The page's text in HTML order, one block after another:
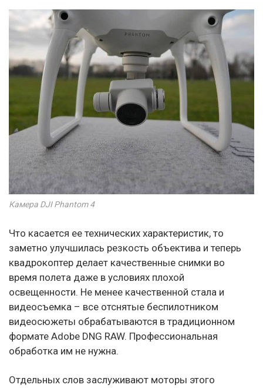
Камера DJI Phantom 4
Что касается ее технических характеристик, то
заметно улучшилась резкость объектива и теперь
квадрокоптер делает качественные снимки во
время полета даже в условиях плохой
освещенности. Не менее качественной стала и
видеосъемка – все отснятые беспилотником
видеосюжеты обрабатываются в традиционном
формате Adobe DNG RAW. Профессиональная
обработка им не нужна.
Отдельных слов заслуживают моторы этого